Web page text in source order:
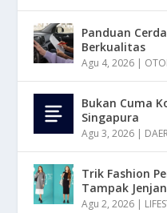
Panduan
Berkualitas
Agu 4, 2026 |
Bukan Cuma
Singapura
Agu 3, 2026 |
Trik Fashion
Tampak
Agu 2, 2026 |